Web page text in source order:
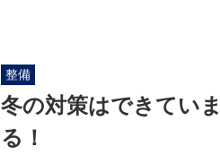
整備
冬の対策はできてい
る！